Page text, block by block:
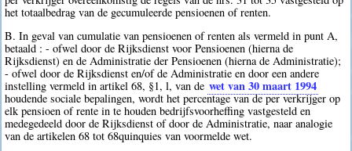
het totaalbedrag van de gecumuleerde pensioenen of renten.
B. In geval van cumulatie van pensioenen of renten als vermeld in punt A,
betaald : - ofwel door de Rijksdienst voor Pensioenen (hierna de
Rijksdienst) en de Administratie der Pensioenen (hierna de Administratie);
- ofwel door de Rijksdienst en/of de Administratie en door een andere
instelling vermeld in artikel 68, §1, l, van de wet van 30 maart 1994
houdende sociale bepalingen, wordt het percentage van de per verkrijger op
elk pensioen of rente in te houden bedrijfsvoorheffing vastgesteld en
medegedeeld door de Rijksdienst of door de Administratie, naar analogie
van de artikelen 68 tot 68quinquies van voormelde wet.